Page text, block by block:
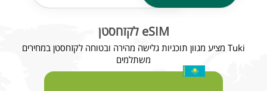
eSIM לקזחסטן
Tuki מציע מגוון תוכניות גלישה מהירה ובטוחה לקזחסטן במחירים
משתלמים